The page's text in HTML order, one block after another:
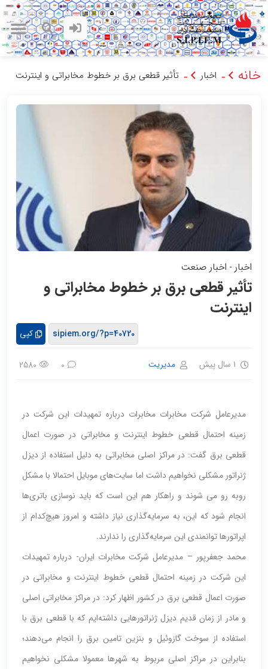
خانه - اخبار - تأثیر قطعی برق بر خطوط مخابراتی و اینترنت
اخبار - اخبار صنعت
تأثیر قطعی برق بر خطوط مخابراتی و
اینترنت
کپی
1 سال پیش مدیریت 0
2580
مدیرعامل شرکت مخابرات مخابرات درباره تمهیدات این شرکت در
زمینه احتمال قطعی خطوط اینترنت و مخابراتی در صورت اعمال
قطعی برق گفت: در مراکز اصلی مخابراتی به دلیل استفاده از دیزل
ژنراتور مشکلی نخواهیم داشت اما سایت‌های موبایل احتمالا با مشکل
روبه رو می شوند و راهکار هم این است که باید نوسازی باتری‌ها
انجام شود که این، به سرمایه‌گذاری نیاز داشته و امروز هیچ‌کدام از
اپراتورها توانمندی این سرمایه‌گذاری را ندارند.
محمد جعفرپور – مدیرعامل شرکت مخابرات ایران- درباره تمهیدات
این شرکت در زمینه احتمال قطعی خطوط اینترنت و مخابراتی در
صورت اعمال قطعی برق در کشور اظهار کرد: در مراکز مخابراتی اصلی
و مادر از زمان قدیم دیزل ژنراتورهایی داشته‌ایم که با قطعی برق با
استفاده از سوخت‌ گازوئیل و بنزین تامین برق را انجام می‌دهند؛
بنابراین در مراکز اصلی مربوط به شهرها معمولا مشکلی نخواهیم